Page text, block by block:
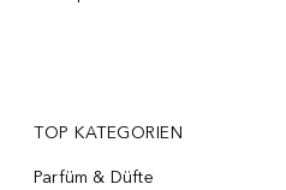
TOP KATEGORIEN
Parfüm & Düfte